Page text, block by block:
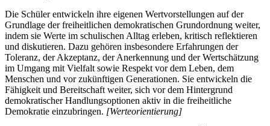
Die Schüler entwickeln ihre eigenen Wertvorstellungen auf der
Grundlage der freiheitlichen demokratischen Grundordnung weiter,
indem sie Werte im schulischen Alltag erleben, kritisch reflektieren
und diskutieren. Dazu gehören insbesondere Erfahrungen der
Toleranz, der Akzeptanz, der Anerkennung und der Wertschätzung
im Umgang mit Vielfalt sowie Respekt vor dem Leben, dem
Menschen und vor zukünftigen Generationen. Sie entwickeln die
Fähigkeit und Bereitschaft weiter, sich vor dem Hintergrund
demokratischer Handlungsoptionen aktiv in die freiheitliche
Demokratie einzubringen. [Werteorientierung]